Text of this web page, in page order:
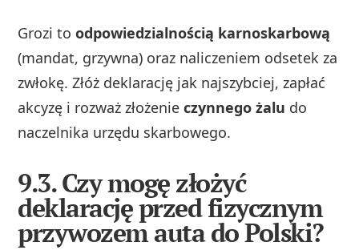
Grozi toodpowiedzialnością karnoskarbową
(mandat, grzywna) oraz naliczeniem odsetek za
zwłokę. Złóż deklarację jak najszybciej, zapłać
akcyzę i rozważ złożenieczynnego żalu do
naczelnika urzędu skarbowego.
9.3. Czy mogę złożyć
deklarację przed fizycznym
przywozem auta do Polski?